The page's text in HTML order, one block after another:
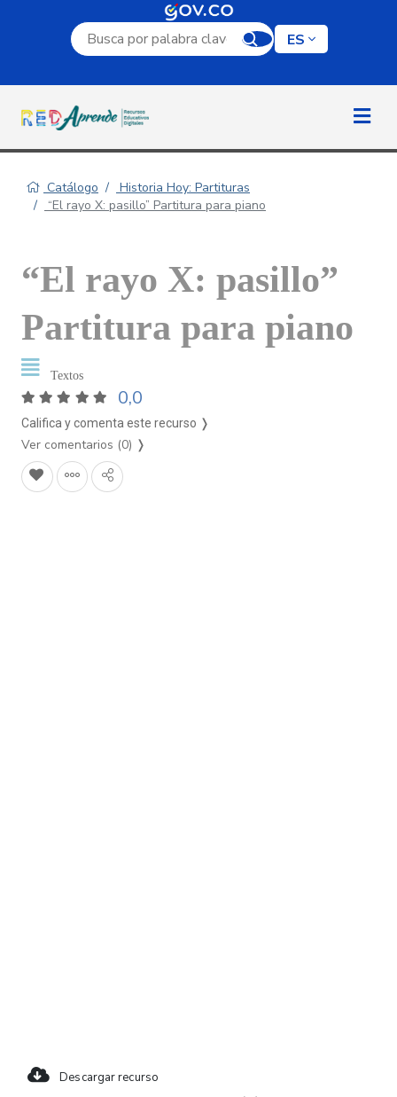
Campo de búsqueda por palabra clave
ES
Catálogo
Historia Hoy: Partituras
“El rayo X: pasillo” Partitura para piano
“El rayo X: pasillo”
Partitura para piano
Textos
0,0
Califica y comenta este recurso ❭
Ver comentarios (0) ❭
Descargar recurso